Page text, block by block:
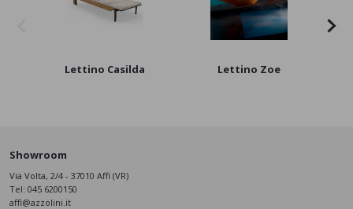
Lettino Casilda Lettino Zoe
Showroom
Via Volta, 2/4 - 37010 Affi (VR)
Tel: 045 6200150
affi@azzolini.it